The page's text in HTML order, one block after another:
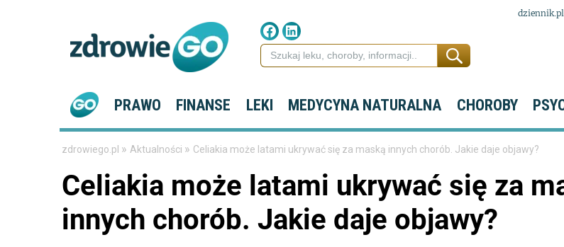
dziennik.pl
PRAWO FINANSE LEKI MEDYCYNA NATURALNA CHOROBY
zdrowiego.pl » Aktualności » Celiakia może latami ukrywać się za maską innych chorób. Jakie daje objawy?
Celiakia może latami ukrywać się za
innych chorób. Jakie daje objawy?